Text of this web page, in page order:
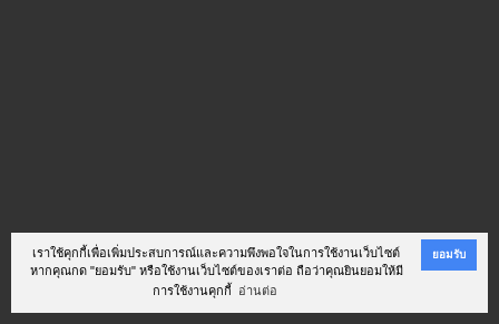
เราใช้คุกกี้เพื่อเพิ่มประสบการณ์และความพึงพอใจในการใช้งานเว็บไซต์
หากคุณกด "ยอมรับ" หรือใช้งานเว็บไซต์ของเราต่อ ถือว่าคุณยินยอมให้มี
การใช้งานคุกกี้
อ่านต่อ
ยอมรับ